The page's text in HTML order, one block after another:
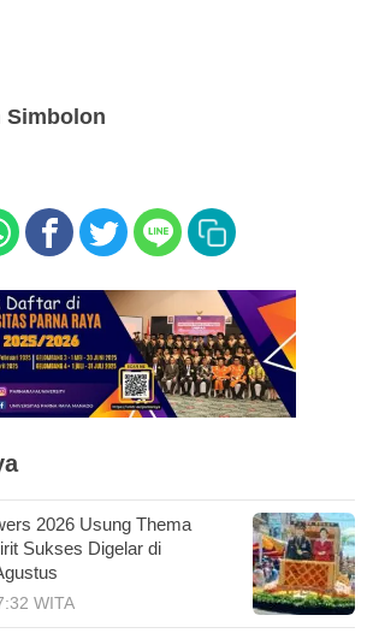
Simbolon
2026 Usung Thema
Sukses Digelar di
WITA